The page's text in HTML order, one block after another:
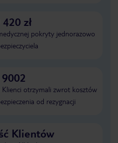
zł
pokryty jednorazowo
otrzymali zwrot kosztów
od rezygnacji
Klientów